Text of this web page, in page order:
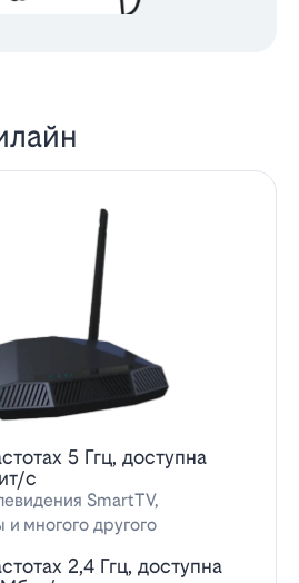
5 Ггц, доступна
с
SmartTV,
многого другого
2,4 Ггц, доступна